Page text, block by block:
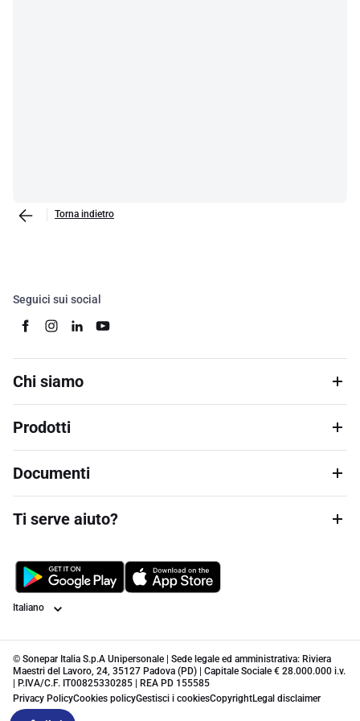
Torna indietro
Seguici sui social
Chi siamo
Prodotti
Documenti
Ti serve aiuto?
Lingua
© Sonepar Italia S.p.A Unipersonale | Sede legale ed amministrativa: Riviera
Maestri del Lavoro, 24, 35127 Padova (PD) | Capitale Sociale € 28.000.000 i.v.
| P.IVA/C.F. IT00825330285 | REA PD 155585
Privacy PolicyCookies policyGestisci i cookiesCopyrightLegal disclaimer